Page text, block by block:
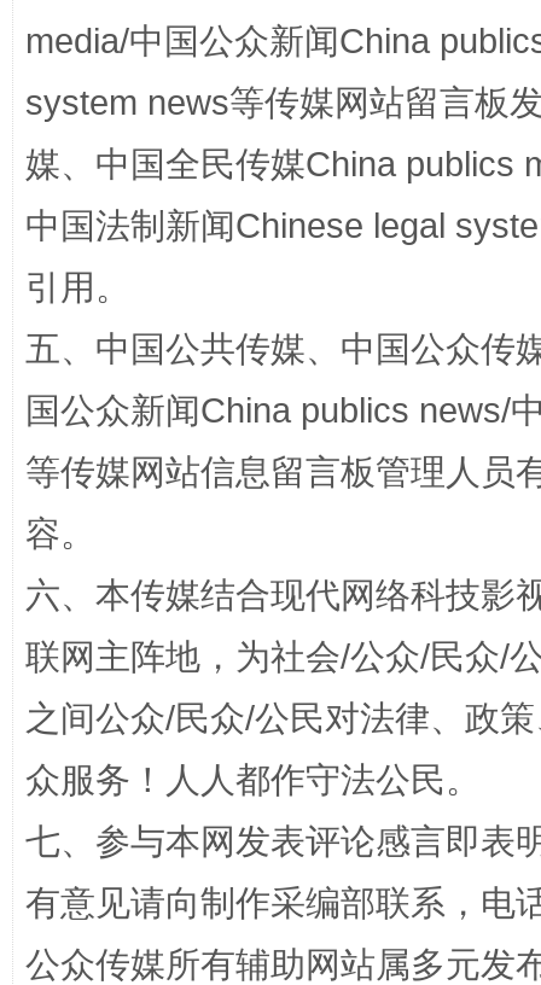
扯下公款旅游的“隐身衣” 如何以
“蜀中异人”王建安的艺术幻境
media/中国公众新闻China
system news等传媒网站留言板
媒、中国全民传媒China publics
中国法制新闻Chinese legal
引用。
五、中国公共传媒、中国公众传
国公众新闻China publics news/
等传媒网站信息留言板管理人员
容。
六、本传媒结合现代网络科技影
联网主阵地，为社会/公众/民众/
之间公众/民众/公民对法律、政
众服务！人人都作守法公民。
七、参与本网发表评论感言即表
有意见请向制作采编部联系，电
公众传媒所有辅助网站属多元发